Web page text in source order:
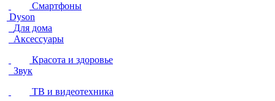
Смартфоны
Dyson
Для дома
Аксессуары
Красота и здоровье
Звук
ТВ и видеотехника